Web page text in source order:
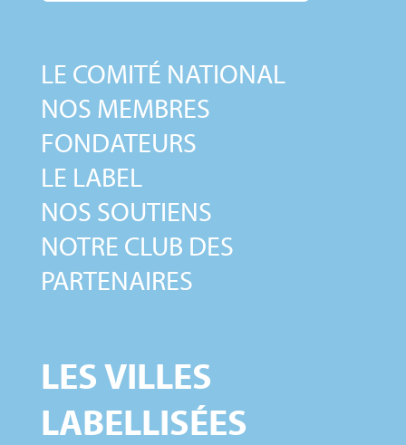
LE COMITÉ NATIONAL
NOS MEMBRES
FONDATEURS
LE LABEL
NOS SOUTIENS
NOTRE CLUB DES
PARTENAIRES
LES VILLES
LABELLISÉES